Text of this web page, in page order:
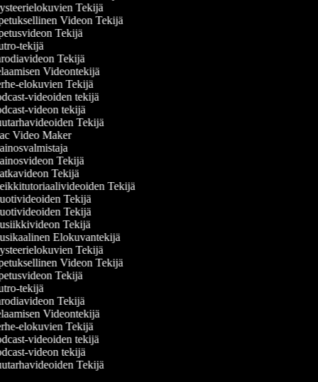
Tekijä
Videon Tekijä
Tekijä
tekijä
Tekijä
Videontekijä
elokuvien Tekijä
videoiden tekijä
videon tekijä
Tekijä
Video Maker
Tekijä
Tekijä
Tekijä
Tekijä
Tekijä
Tekijä
Elokuvantekijä
Tekijä
Videon Tekijä
Tekijä
tekijä
Tekijä
Videontekijä
elokuvien Tekijä
videoiden tekijä
videon tekijä
Tekijä